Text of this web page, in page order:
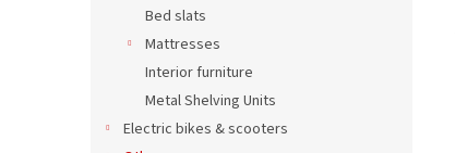
Bed slats
Mattresses
Interior furniture
Metal Shelving Units
Electric bikes & scooters